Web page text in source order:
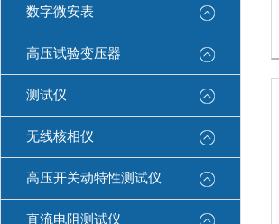
数字微安表
高压试验变压器
测试仪
无线核相仪
高压开关动特性测试仪
直流电阻测试仪